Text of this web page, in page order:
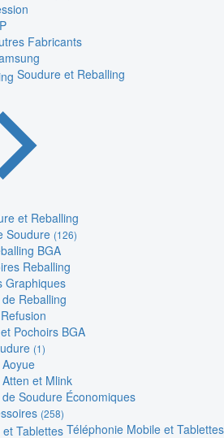
Fabricants
Soudure et Reballing
et Reballing
Soudure (126)
BGA
Reballing
Graphiques
Reballing
Pochoirs BGA
(1)
et Mlink
Soudure Économiques
(258)
Téléphonie Mobile et Tablettes